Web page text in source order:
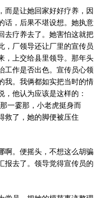
而是让她回家好好疗养，因
话，后果不堪设想。她执意
去疗养去了。她害怕这就把
，厂领导还让厂里的宣传员
，上交给县里领导。那年头
工作是否出色。宣传员心领
我。我俩都如实把当时的情
他认为应该是这样的：
一霎那，小老虎挺身而
救了，她的脚便被压住
啊。便摇头，不想这么胡骗
报去了。领导觉得宣传员的